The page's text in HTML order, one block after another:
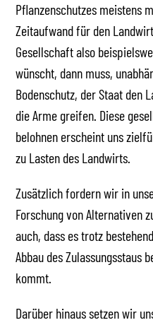
Pflanzenschutzes meistens
Zeitaufwand für den
Gesellschaft also
wünscht, dann muss,
Bodenschutz, der Staat den
die Arme greifen. Diese
belohnen erscheint uns
zu Lasten des Landwirts.
Zusätzlich fordern wir in
Forschung von Alternativen
auch, dass es trotz
Abbau des Zulassungsstaus
kommt.
Darüber hinaus setzen wir